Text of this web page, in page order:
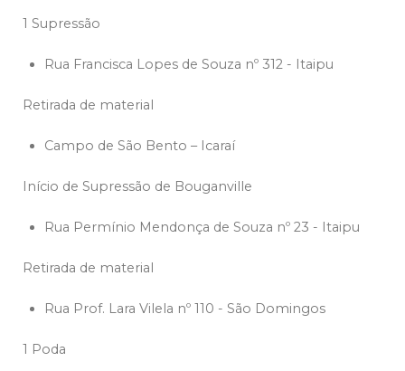
1 Supressão
Rua Francisca Lopes de Souza nº 312 - Itaipu
Retirada de material
Campo de São Bento – Icaraí
Início de Supressão de Bouganville
Rua Permínio Mendonça de Souza nº 23 - Itaipu
Retirada de material
Rua Prof. Lara Vilela nº 110 - São Domingos
1 Poda